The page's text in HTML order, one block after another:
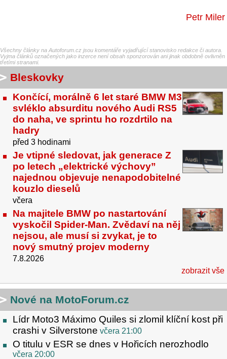
Petr Miler
Všechny články na Autoforum.cz jsou komentáře vyjadřující stanovisko redakce či autora.
Vyjma článků označených jako inzerce není obsah sponzorován ani jinak obdobně ovlivněn
třetími stranami.
Bleskovky
Končící, morálně 6 let staré BMW M3
svléklo absurditu nového Audi RS5
do naha, ve sprintu ho rozdrtilo na
hadry
před 3 hodinami
Je vtipné sledovat, jak generace Z
po letech „elektrické výchovy”
najednou objevuje nenapodobitelné
kouzlo dieselů
včera
Na majitele BMW po nastartování
vyskočil Spider-Man. Zvědaví na něj
nejsou, ale musí si zvykat, je to
nový smutný projev moderny
7.8.2026
zobrazit vše
Nové na MotoForum.cz
Lídr Moto3 Máximo Quiles si zlomil klíční kost při
crashi v Silverstone včera 21:00
O titulu v ESR se dnes v Hořicích nerozhodlo
včera 20:00